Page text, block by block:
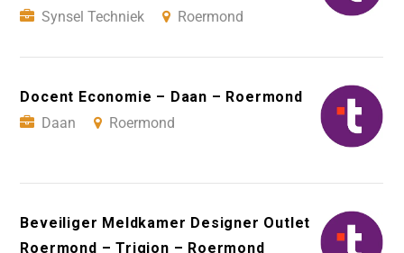
Synsel Techniek
Roermond
Docent Economie – Daan – Roermond
Daan
Roermond
Beveiliger Meldkamer Designer Outlet
Roermond – Trigion – Roermond